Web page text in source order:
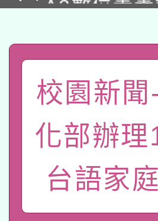
pilot」
有關大陸委
薪期間赴陸
轉知經濟部
業技術研究
用水績優
動」
115年8月
桃園市孔
開 智慧啟
2026年桃
「2026桃
關事宜
校園新
化部辦
台語家